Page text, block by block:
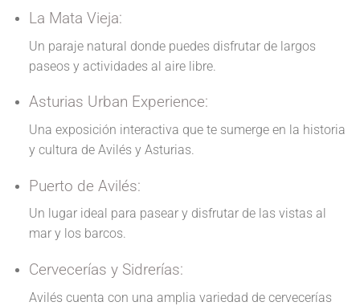
La Mata Vieja:
Un paraje natural donde puedes disfrutar de largos
paseos y actividades al aire libre.
Asturias Urban Experience:
Una exposición interactiva que te sumerge en la historia
y cultura de Avilés y Asturias.
Puerto de Avilés:
Un lugar ideal para pasear y disfrutar de las vistas al
mar y los barcos.
Cervecerías y Sidrerías:
Avilés cuenta con una amplia variedad de cervecerías